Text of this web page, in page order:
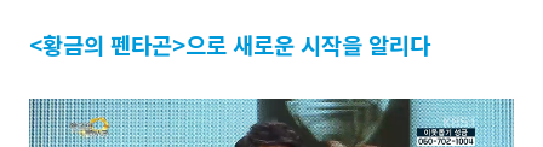
<황금의 펜타곤>으로 새로운 시작을 알리다